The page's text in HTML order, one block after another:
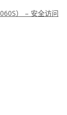
） – 安全访问